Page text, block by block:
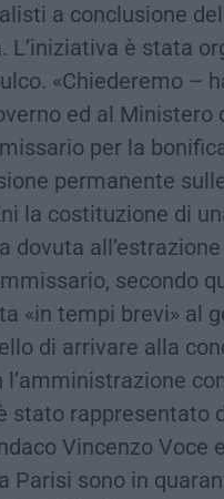
a conclusione
è stata
«Chiederemo –
ed al Ministero
per la
permanente
la costituzione di
dovuta
secondo
«in tempi brevi» al
di arrivare alla
stato rappresentato
Vincenzo Voce
Parisi sono in